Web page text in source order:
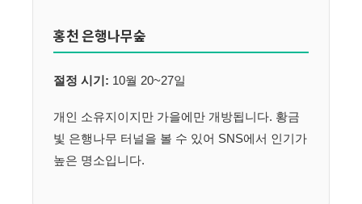
홍천 은행나무숲
절정 시기: 10월 20~27일
개인 소유지이지만 가을에만 개방됩니다. 황금
빛 은행나무 터널을 볼 수 있어 SNS에서 인기가
높은 명소입니다.